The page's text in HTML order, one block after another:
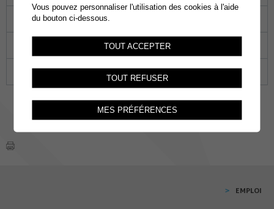
16 17
24 25 26
30 31 01 02 03
EMPLOI
Vous pouvez personnaliser l'utilisation des cookies à l'aide
du bouton ci-dessous.
TOUT ACCEPTER
TOUT REFUSER
MES PRÉFÉRENCES